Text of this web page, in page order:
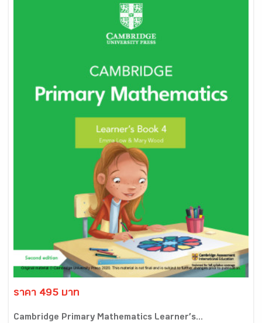
ราคา 495 บาท
Cambridge Primary Mathematics Learner’s...